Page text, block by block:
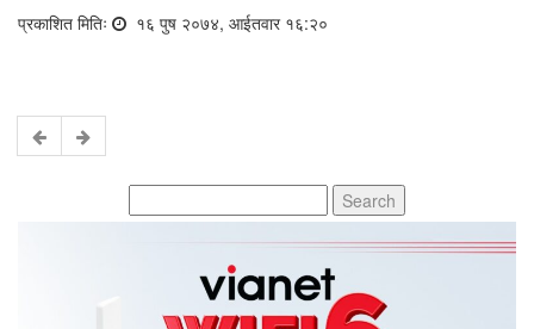
प्रकाशित मितिः १६ पुष २०७४, आईतवार १६:२०
for: